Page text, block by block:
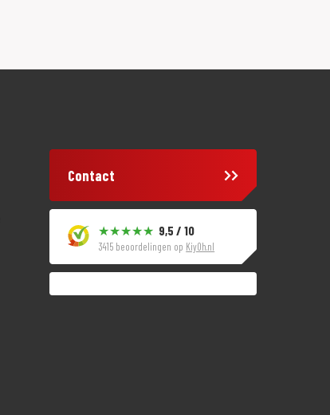
Contact
9,5 / 10
3415 beoordelingen op KiyOh.nl